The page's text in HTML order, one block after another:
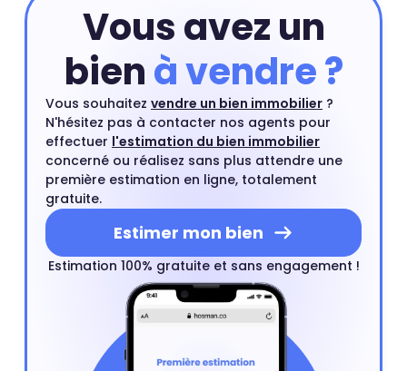
Vous avez un
bienà vendre ?
Vous souhaitez vendre un bien immobilier ?
N'hésitez pas à contacter nos agents pour
effectuer l'estimation du bien immobilier
concerné ou réalisez sans plus attendre une
première estimation en ligne, totalement
gratuite.
Estimer mon bien
Estimation 100% gratuite et sans engagement !